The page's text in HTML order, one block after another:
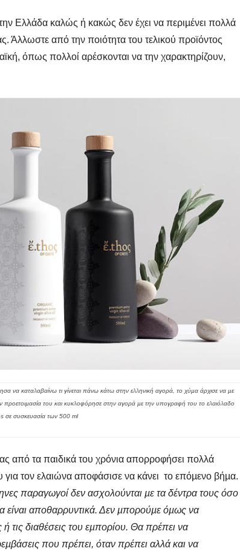
Ελλάδα καλώς ή κακώς δεν έχει να περιµένει πολλά
Άλλωστε από την ποιότητα του τελικού προϊόντος
όπως πολλοί αρέσκονται να την χαρακτηρίζουν,
να καταλαβαίνω τι γίνεται πάνω κάτω στην ελληνική αγορά, το χύµα άρχισε να µε
του και κυκλοφόρησε στην αγορά µε την υπογραφή του το ελαιόλαδο
σε συσκευασία των 500 ml
από τα παιδικά του χρόνια απορροφήσει πολλά
τον ελαιώνα αποφάσισε να κάνει το επόµενο βήµα.
παραγωγοί δεν ασχολούνται µε τα δέντρα τους όσο
είναι αποθαρρυντικά. Δεν µπορούµε όµως να
τις διαθέσεις του εµπορίου. Θα πρέπει να
που πρέπει, όταν πρέπει αλλά και να